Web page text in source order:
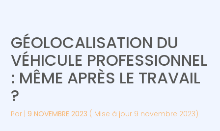
Gérer votre quotidien
Piloter votre entreprise
Développer votre entreprise
Suivre votre comptabilité
Gérer vos ressources humaines
GÉOLOCALISATION DU
VÉHICULE PROFESSIONNEL
: MÊME APRÈS LE TRAVAIL
?
Par |9 NOVEMBRE 2023 ( Mise à jour 9 novembre 2023)